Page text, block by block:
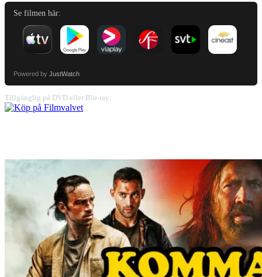
Se filmen här:
Powered by JustWatch
Tillgänglig på DVD eller Blu-ray: